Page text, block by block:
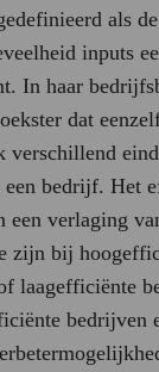
als
inputs
In haar
dat
verschillend
een bedrijf. Het
verlaging
zijn bij
laagefficiënte
bedrijven